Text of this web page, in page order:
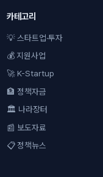
카테고리
💡 스타트업·투자
💰 지원사업
🚀 K-Startup
🏦 정책자금
🏛 나라장터
📰 보도자료
📋 정책뉴스